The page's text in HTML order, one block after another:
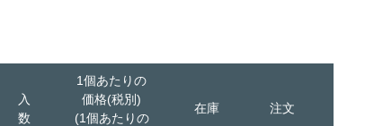
入
数
1個あたりの
価格(税別)
(1個あたりの
在庫 注文